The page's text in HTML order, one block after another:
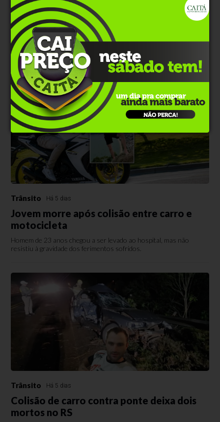
Trânsito Há 2 dias
Identificados homens mortos em colisão
entre carro e caminhão
Vítimas tinham 38 e 19 anos e morreram no local do acidente. Um
jovem de 19 anos ficou gravemente ferido.
Trânsito Há 5 dias
Jovem morre após colisão entre carro e
motocicleta
Homem de 23 anos chegou a ser levado ao hospital, mas não
resistiu à gravidade dos ferimentos sofridos.
Trânsito Há 5 dias
Colisão de carro contra ponte deixa dois
mortos no RS